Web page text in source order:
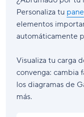
Personaliza tu
elementos
automáticamente
Visualiza tu carga
convenga: cambia
los diagramas de
más.